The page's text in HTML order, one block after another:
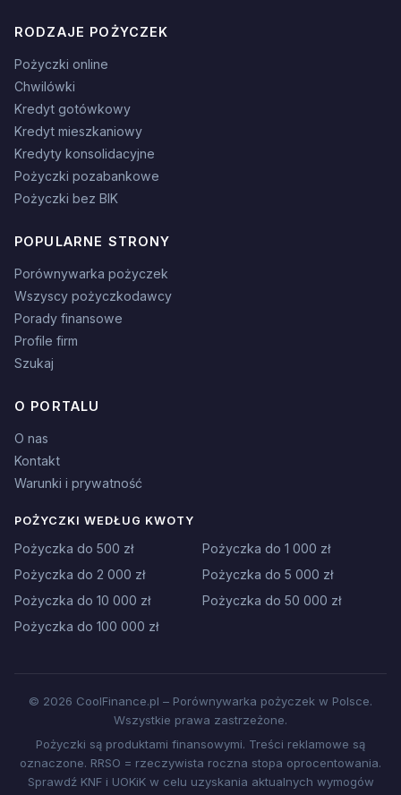
RODZAJE POŻYCZEK
Pożyczki online
Chwilówki
Kredyt gotówkowy
Kredyt mieszkaniowy
Kredyty konsolidacyjne
Pożyczki pozabankowe
Pożyczki bez BIK
POPULARNE STRONY
Porównywarka pożyczek
Wszyscy pożyczkodawcy
Porady finansowe
Profile firm
Szukaj
O PORTALU
O nas
Kontakt
Warunki i prywatność
POŻYCZKI WEDŁUG KWOTY
Pożyczka do 500 zł
Pożyczka do 1 000 zł
Pożyczka do 2 000 zł
Pożyczka do 5 000 zł
Pożyczka do 10 000 zł
Pożyczka do 50 000 zł
Pożyczka do 100 000 zł
© 2026 CoolFinance.pl – Porównywarka pożyczek w Polsce.
Wszystkie prawa zastrzeżone.
Pożyczki są produktami finansowymi. Treści reklamowe są
oznaczone. RRSO = rzeczywista roczna stopa oprocentowania.
Sprawdź KNF i UOKiK w celu uzyskania aktualnych wymogów